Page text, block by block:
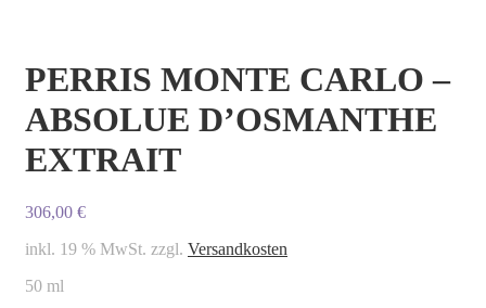
PERRIS MONTE CARLO –
ABSOLUE D’OSMANTHE
EXTRAIT
306,00 €
inkl. 19 % MwSt. zzgl. Versandkosten
50 ml